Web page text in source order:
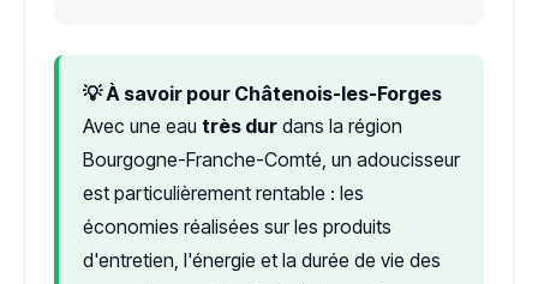
💡 À savoir pour Châtenois-les-Forges
Avec une eau très dur dans la région
Bourgogne-Franche-Comté, un adoucisseur
est particulièrement rentable : les
économies réalisées sur les produits
d'entretien, l'énergie et la durée de vie des